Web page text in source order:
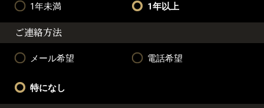
1年未満 1年以上
ご連絡方法
メール希望 電話希望
特になし